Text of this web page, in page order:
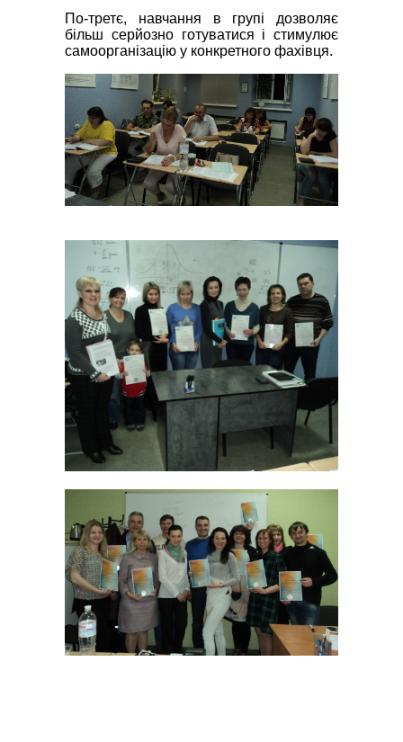
По-третє, навчання в групі дозволяє
більш серйозно готуватися і стимулює
самоорганізацію у конкретного фахівця.